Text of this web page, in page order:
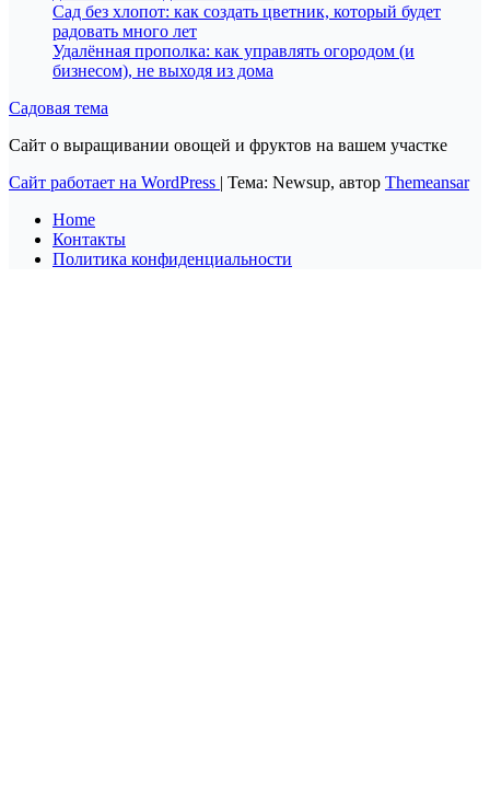
Сад без хлопот: как создать цветник, который будет
радовать много лет
Удалённая прополка: как управлять огородом (и
бизнесом), не выходя из дома
Садовая тема
Сайт о выращивании овощей и фруктов на вашем участке
Сайт работает на WordPress | Тема: Newsup, автор Themeansar
Home
Контакты
Политика конфиденциальности